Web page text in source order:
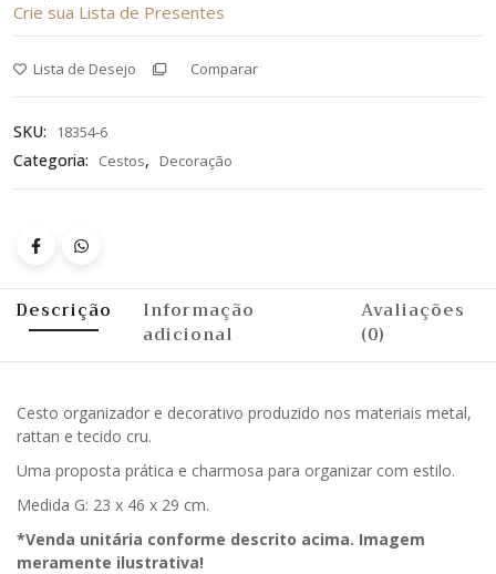
Crie sua Lista de Presentes
Lista de Desejo Comparar
SKU: 18354-6
Categoria: Cestos, Decoração
Descrição
Informação
adicional
Avaliações
(0)
Cesto organizador e decorativo produzido nos materiais metal,
rattan e tecido cru.
Uma proposta prática e charmosa para organizar com estilo.
Medida G: 23 x 46 x 29 cm.
*Venda unitária conforme descrito acima. Imagem
meramente ilustrativa!